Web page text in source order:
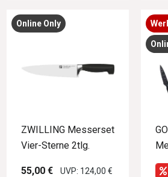
Online Only
ZWILLING Messerset
Vier-Sterne 2tlg.
55,00 € UVP: 124,00 €